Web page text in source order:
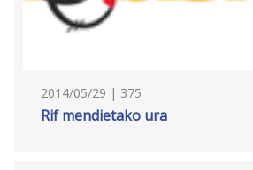
2014/05/29 | 375
Rif mendietako ura